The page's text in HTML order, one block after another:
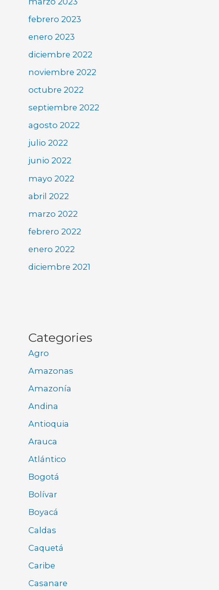
febrero 2023
enero 2023
diciembre 2022
noviembre 2022
octubre 2022
septiembre 2022
agosto 2022
julio 2022
junio 2022
mayo 2022
abril 2022
marzo 2022
febrero 2022
enero 2022
diciembre 2021
Categories
Agro
Amazonas
Amazonía
Andina
Antioquia
Arauca
Atlántico
Bogotá
Bolívar
Boyacá
Caldas
Caquetá
Caribe
Casanare